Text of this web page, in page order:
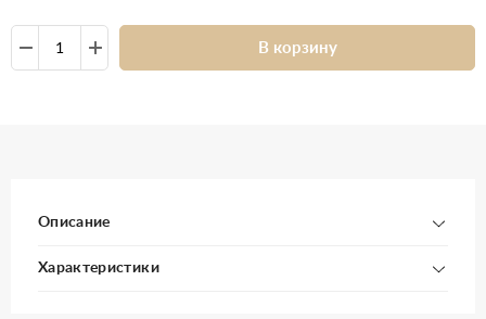
В корзину
Описание
Характеристики